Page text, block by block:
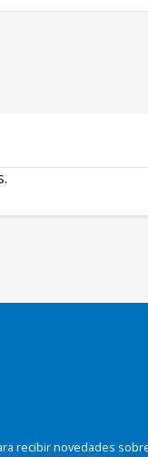
recibir novedades